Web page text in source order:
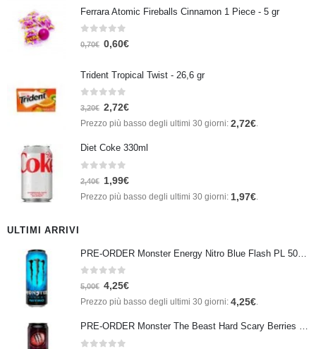
Ferrara Atomic Fireballs Cinnamon 1 Piece - 5 gr
Su 5
0,70€ 0,60€
Trident Tropical Twist - 26,6 gr
Su 5
3,20€ 2,72€
Prezzo più basso degli ultimi 30 giorni: 2,72€.
Diet Coke 330ml
Su 5
2,40€ 1,99€
Prezzo più basso degli ultimi 30 giorni: 1,97€.
ULTIMI ARRIVI
Su 5
5,00€ 4,25€
Prezzo più basso degli ultimi 30 giorni: 4,25€.
PRE-ORDER Monster The Beast Hard Scary Berries 355 ml IN ARRIVO ENTRO IL 21 SETTEMBRE